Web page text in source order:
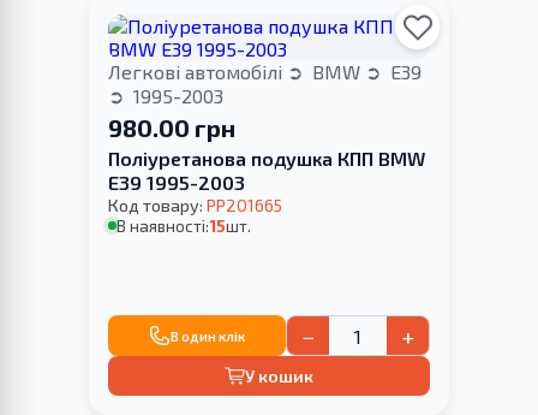
Легкові автомобілі BMW
E39
1995-2003
980.00 грн
Поліуретанова подушка КПП BMW
E39 1995-2003
Код товару: PP201665
В наявності:15шт.
В один клік − +
У кошик